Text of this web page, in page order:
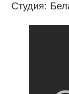
Студия: